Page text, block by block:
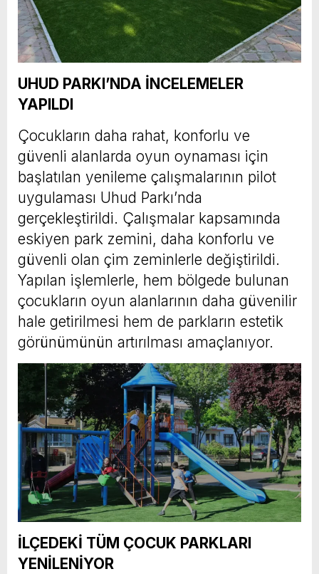
UHUD PARKI’NDA İNCELEMELER
YAPILDI
Çocukların daha rahat, konforlu ve
güvenli alanlarda oyun oynaması için
başlatılan yenileme çalışmalarının pilot
uygulaması Uhud Parkı’nda
gerçekleştirildi. Çalışmalar kapsamında
eskiyen park zemini, daha konforlu ve
güvenli olan çim zeminlerle değiştirildi.
Yapılan işlemlerle, hem bölgede bulunan
çocukların oyun alanlarının daha güvenilir
hale getirilmesi hem de parkların estetik
görünümünün artırılması amaçlanıyor.
İLÇEDEKİ TÜM ÇOCUK PARKLARI
YENİLENİYOR